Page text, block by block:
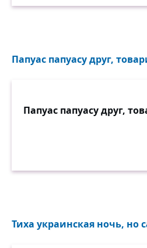
Папуас папуасу друг,
Папуас папуасу друг,
Тиха украинская ночь, но